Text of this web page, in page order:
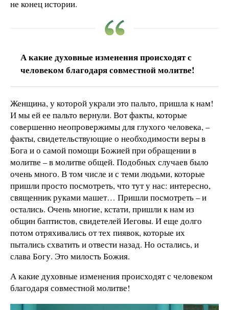
не конец истории.
А какие духовные изменения происходят с
человеком благодаря совместной молитве!
Женщина, у которой украли это пальто, пришла к нам!
И мы ей ее пальто вернули. Вот факты, которые
совершенно неопровержимы для глухого человека, –
факты, свидетельствующие о необходимости веры в
Бога и о самой помощи Божией при обращении в
молитве – в молитве общей. Подобных случаев было
очень много. В том числе и с теми людьми, которые
пришли просто посмотреть, что тут у нас: интересно,
священник руками машет… Пришли посмотреть – и
остались. Очень многие, кстати, пришли к нам из
общин баптистов, свидетелей Иеговы. И еще долго
потом отряхивались от тех пиявок, которые их
пытались схватить и отвести назад. Но остались, и
слава Богу. Это милость Божия.
А какие духовные изменения происходят с человеком
благодаря совместной молитве!